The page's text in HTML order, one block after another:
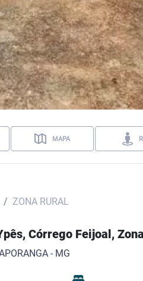
MAPA
ZONA RURAL
Córrego Feijoal,
- MG